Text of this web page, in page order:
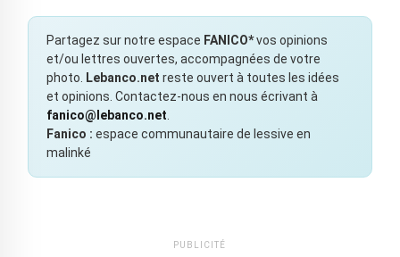
Partagez sur notre espace FANICO*vos opinions
et/ou lettres ouvertes, accompagnées de votre
photo.
Lebanco.net reste ouvert à toutes les idées
et opinions. Contactez-nous en nous écrivant à
fanico@lebanco.net
Fanico : espace communautaire de lessive en
malinké
PUBLICITÉ